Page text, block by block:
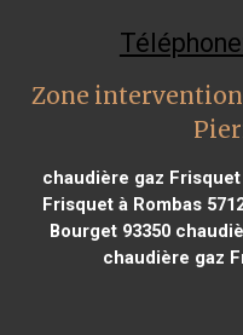
Zone
chaudière gaz Frisquet
Frisquet à Rombas
Bourget 93350
chaudière gaz